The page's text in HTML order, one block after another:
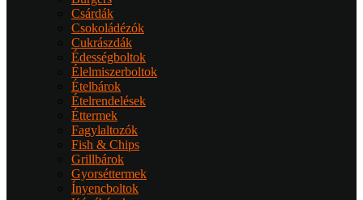
Csárdák
Csokoládézók
Cukrászdák
Édességboltok
Élelmiszerboltok
Ételbárok
Ételrendelések
Éttermek
Fagylaltozók
Fish & Chips
Grillbárok
Gyorséttermek
Ínyencboltok